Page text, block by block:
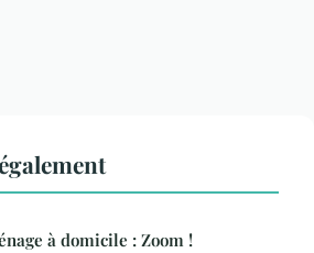
à domicile : Zoom !